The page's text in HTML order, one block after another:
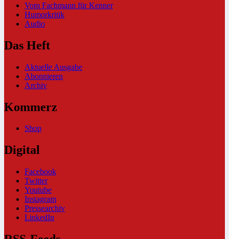
Vom Fachmann für Kenner
Humorkritik
Audio
Das Heft
Aktuelle Ausgabe
Abonnieren
Archiv
Kommerz
Shop
Digital
Facebook
Twitter
Youtube
Instagram
Pressearchiv
LinkedIn